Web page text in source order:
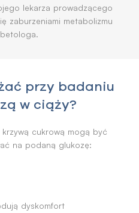
lekarza prowadzącego
zaburzeniami metabolizmu
przy badaniu
w ciąży?
cukrową mogą być
na podaną glukozę:
dyskomfort